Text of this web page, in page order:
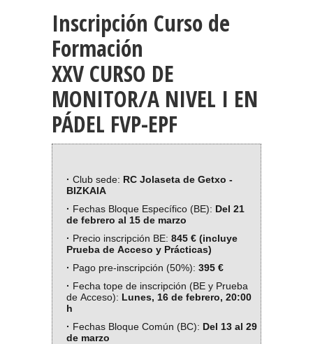
Inscripción Curso de
Formación
XXV CURSO DE
MONITOR/A NIVEL I EN
PÁDEL FVP-EPF
· Club sede: RC Jolaseta de Getxo -
BIZKAIA
· Fechas Bloque Específico (BE): Del 21
de febrero al 15 de marzo
· Precio inscripción BE: 845 € (incluye
Prueba de Acceso y Prácticas)
· Pago pre-inscripción (50%): 395 €
· Fecha tope de inscripción (BE y Prueba
de Acceso): Lunes, 16 de febrero, 20:00
h
· Fechas Bloque Común (BC): Del 13 al 29
de marzo